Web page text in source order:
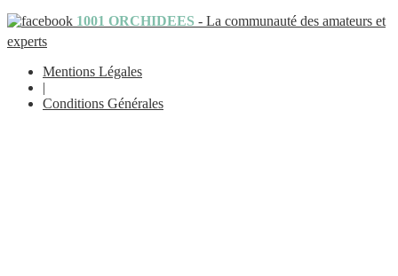
1001 ORCHIDEES - La communauté des amateurs et
experts
Mentions Légales
|
Conditions Générales